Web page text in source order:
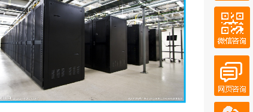
QQ客服
微信咨询
在线客服
电话咨询